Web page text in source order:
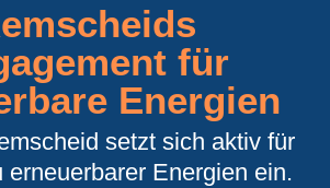
für
Energien
setzt sich aktiv für
erneuerbarer Energien ein.